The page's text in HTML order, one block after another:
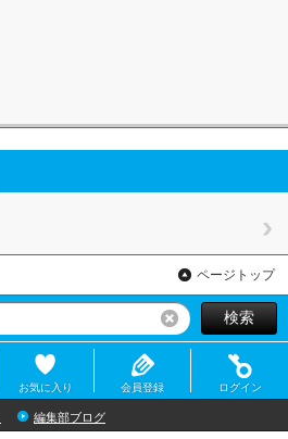
ページトップ
リセット検索
お気に入り 会員登録 ログイン
編集部ブログ